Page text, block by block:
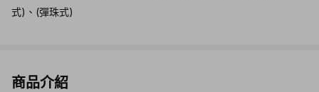
式)、(彈珠式)
商品介紹